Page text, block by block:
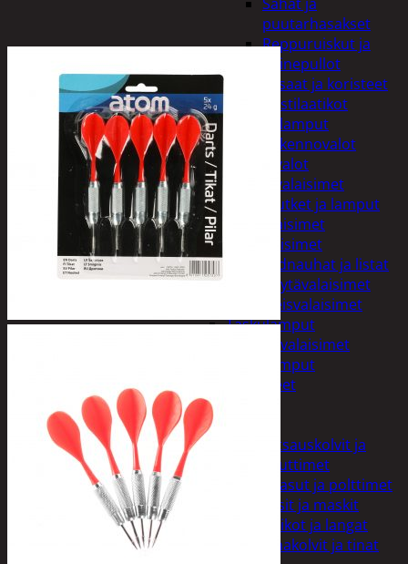
puutarhasakset
Reppuruiskut ja
painepullot
Pihapatsaat ja koristeet
Postilaatikot
Valaisimet ja lamput
Aurinkokennovalot
Koristevalot
Koristevalaisimet
Loisteputket ja lamput
Pihavalaisimet
Sisävalaisimet
Lednauhat ja listat
Pöytävalaisimet
Yleisvalaisimet
Taskulamput
Työmaavalaisimet
Taskulamput
Tarvikkeet
Työkalut
Hitsauskolvit ja
suuttimet
Kaasut ja polttimet
Lasit ja maskit
Puikot ja langat
Tinakolvit ja tinat